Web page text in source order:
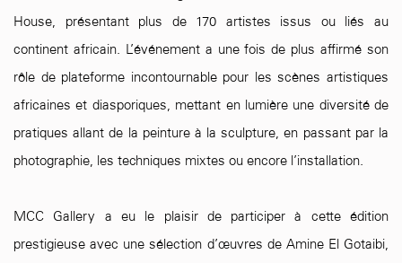
House, présentant plus de 170 artistes issus ou liés au
continent africain. L’événement a une fois de plus affirmé son
rôle de plateforme incontournable pour les scènes artistiques
africaines et diasporiques, mettant en lumière une diversité de
pratiques allant de la peinture à la sculpture, en passant par la
photographie, les techniques mixtes ou encore l’installation.
MCC Gallery a eu le plaisir de participer à cette édition
prestigieuse avec une sélection d’œuvres de Amine El Gotaibi,